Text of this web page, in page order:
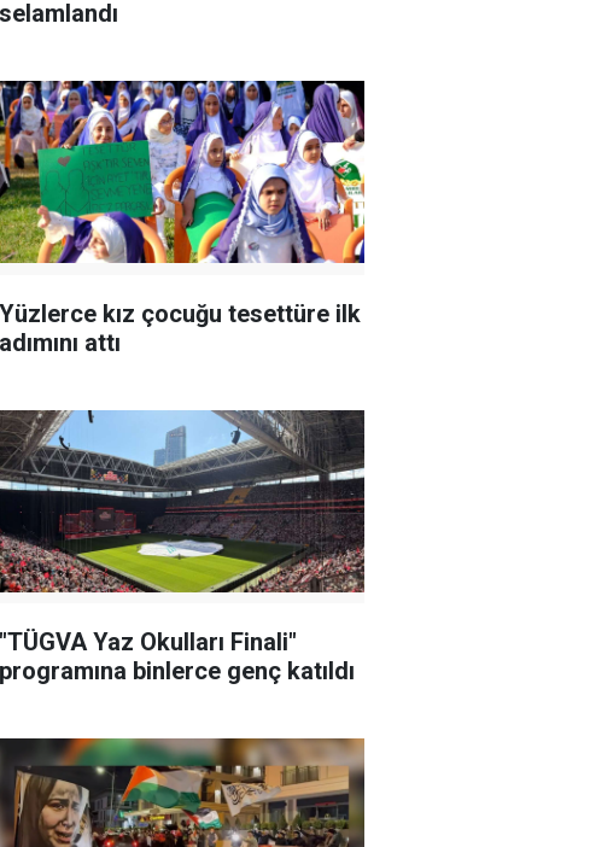
selamlandı
Yüzlerce kız çocuğu tesettüre ilk
adımını attı
"TÜGVA Yaz Okulları Finali"
programına binlerce genç katıldı